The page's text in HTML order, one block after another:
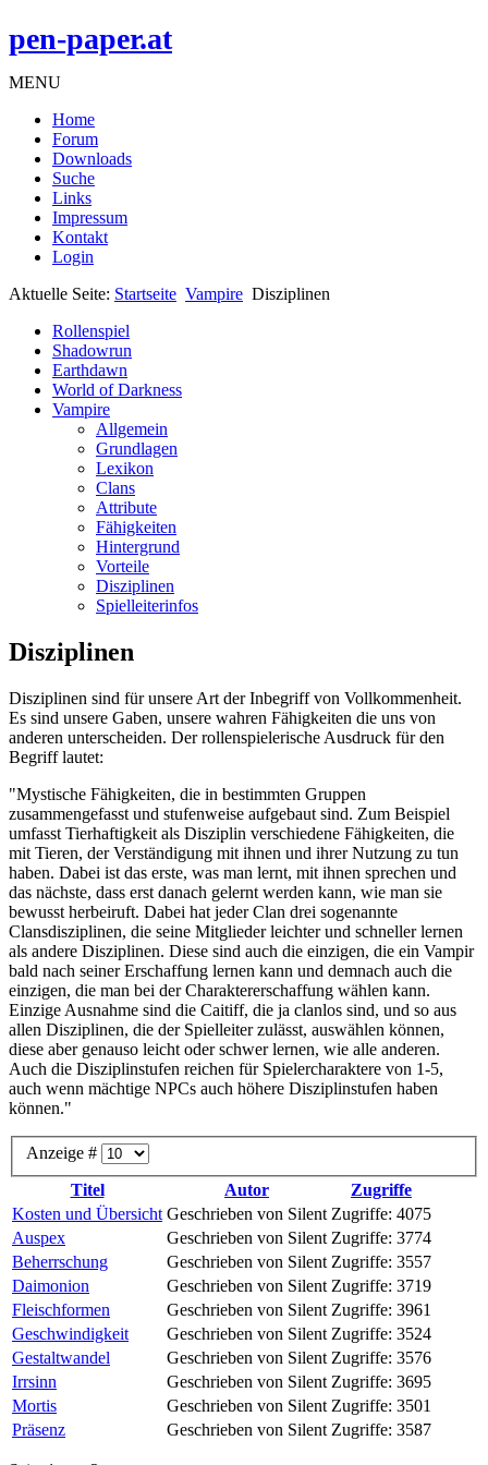
pen-paper.at
MENU
Home
Forum
Downloads
Suche
Links
Impressum
Kontakt
Login
Aktuelle Seite: Startseite Vampire Disziplinen
Rollenspiel
Shadowrun
Earthdawn
World of Darkness
Vampire
Allgemein
Grundlagen
Lexikon
Clans
Attribute
Fähigkeiten
Hintergrund
Vorteile
Disziplinen
Spielleiterinfos
Disziplinen
Disziplinen sind für unsere Art der Inbegriff von Vollkommenheit.
Es sind unsere Gaben, unsere wahren Fähigkeiten die uns von
anderen unterscheiden. Der rollenspielerische Ausdruck für den
Begriff lautet:
"Mystische Fähigkeiten, die in bestimmten Gruppen
zusammengefasst und stufenweise aufgebaut sind. Zum Beispiel
umfasst Tierhaftigkeit als Disziplin verschiedene Fähigkeiten, die
mit Tieren, der Verständigung mit ihnen und ihrer Nutzung zu tun
haben. Dabei ist das erste, was man lernt, mit ihnen sprechen und
das nächste, dass erst danach gelernt werden kann, wie man sie
bewusst herbeiruft. Dabei hat jeder Clan drei sogenannte
Clansdisziplinen, die seine Mitglieder leichter und schneller lernen
als andere Disziplinen. Diese sind auch die einzigen, die ein Vampir
bald nach seiner Erschaffung lernen kann und demnach auch die
einzigen, die man bei der Charaktererschaffung wählen kann.
Einzige Ausnahme sind die Caitiff, die ja clanlos sind, und so aus
allen Disziplinen, die der Spielleiter zulässt, auswählen können,
diese aber genauso leicht oder schwer lernen, wie alle anderen.
Auch die Disziplinstufen reichen für Spielercharaktere von 1-5,
auch wenn mächtige NPCs auch höhere Disziplinstufen haben
können."
Anzeige #
Titel
Autor
Zugriffe
Kosten und Übersicht Geschrieben von Silent Zugriffe: 4075
Auspex
Geschrieben von Silent Zugriffe: 3774
Beherrschung
Geschrieben von Silent Zugriffe: 3557
Daimonion
Geschrieben von Silent Zugriffe: 3719
Fleischformen
Geschrieben von Silent Zugriffe: 3961
Geschwindigkeit
Geschrieben von Silent Zugriffe: 3524
Gestaltwandel
Geschrieben von Silent Zugriffe: 3576
Irrsinn
Geschrieben von Silent Zugriffe: 3695
Mortis
Geschrieben von Silent Zugriffe: 3501
Präsenz
Geschrieben von Silent Zugriffe: 3587